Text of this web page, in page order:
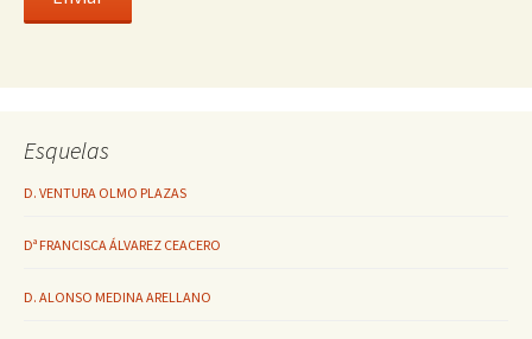
Esquelas
D. VENTURA OLMO PLAZAS
Dª FRANCISCA ÁLVAREZ CEACERO
D. ALONSO MEDINA ARELLANO